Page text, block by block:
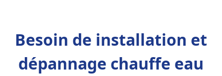
Besoin de installation et
dépannage chauffe eau